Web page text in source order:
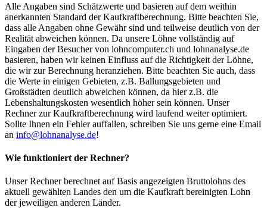
Alle Angaben sind Schätzwerte und basieren auf dem weithin
anerkannten Standard der Kaufkraftberechnung. Bitte beachten Sie,
dass alle Angaben ohne Gewähr sind und teilweise deutlich von der
Realität abweichen können. Da unsere Löhne vollständig auf
Eingaben der Besucher von lohncomputer.ch und lohnanalyse.de
basieren, haben wir keinen Einfluss auf die Richtigkeit der Löhne,
die wir zur Berechnung heranziehen. Bitte beachten Sie auch, dass
die Werte in einigen Gebieten, z.B. Ballungsgebieten und
Großstädten deutlich abweichen können, da hier z.B. die
Lebenshaltungskosten wesentlich höher sein können. Unser
Rechner zur Kaufkraftberechnung wird laufend weiter optimiert.
Sollte Ihnen ein Fehler auffallen, schreiben Sie uns gerne eine Email
an info@lohnanalyse.de!
Wie funktioniert der Rechner?
Unser Rechner berechnet auf Basis angezeigten Bruttolohns des
aktuell gewählten Landes den um die Kaufkraft bereinigten Lohn
der jeweiligen anderen Länder.